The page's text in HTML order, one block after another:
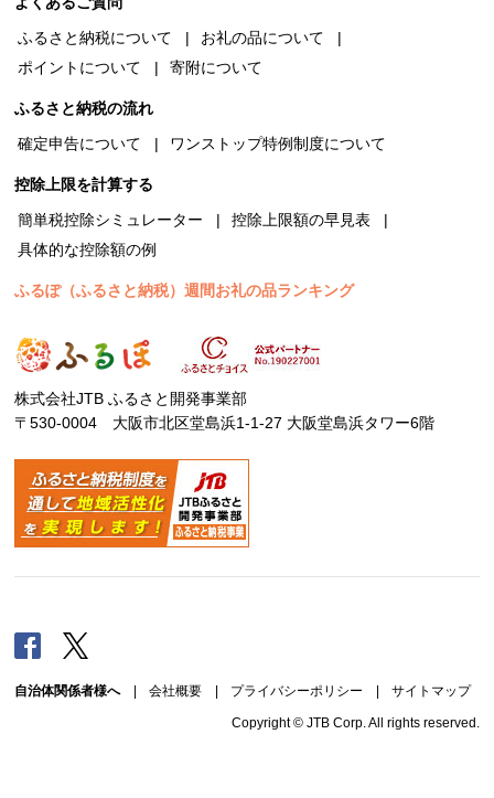
ふるさと納税について
お礼の品について
ポイントについて
寄附について
ふるさと納税の流れ
確定申告について
ワンストップ特例制度について
控除上限を計算する
簡単税控除シミュレーター
控除上限額の早見表
具体的な控除額の例
ふるぽ（ふるさと納税）週間お礼の品ランキング
株式会社JTB ふるさと開発事業部
〒530-0004 大阪市北区堂島浜1-1-27 大阪堂島浜タワー6階
Facebook
自治体関係者様へ| 会社概要 | プライバシーポリシー | サイトマップ
Copyright © JTB Corp. All rights reserved.